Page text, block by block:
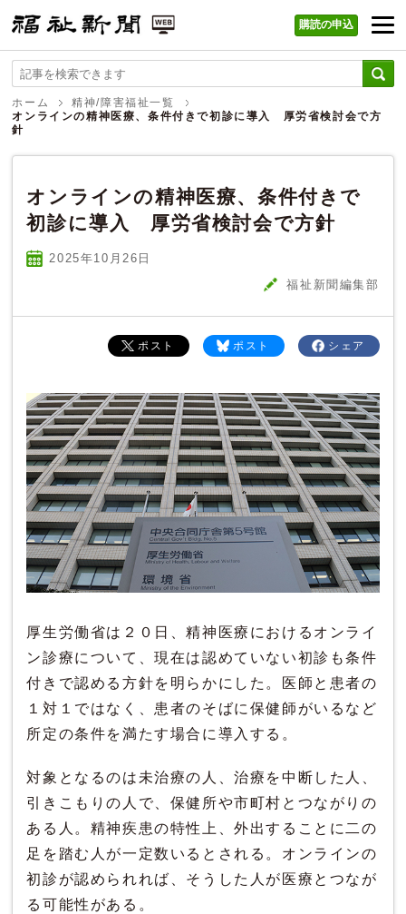
福祉新聞 WEB
購読の申込
ホーム
精神/障害福祉一覧
オンラインの精神医療、条件付きで初診に導入 厚労省検討会で方
針
オンラインの精神医療、条件付きで
初診に導入 厚労省検討会で方針
2025年10 月26 日
福祉新聞編集部
シェア
ポスト
ポスト
厚生労働省は２０日、精神医療におけるオンライ
ン診療について、現在は認めていない初診も条件
付きで認める方針を明らかにした。医師と患者の
１対１ではなく、患者のそばに保健師がいるなど
所定の条件を満たす場合に導入する。
対象となるのは未治療の人、治療を中断した人、
引きこもりの人で、保健所や市町村とつながりの
ある人。精神疾患の特性上、外出することに二の
足を踏む人が一定数いるとされる。オンラインの
初診が認められれば、そうした人が医療とつなが
る可能性がある。